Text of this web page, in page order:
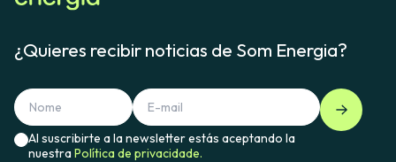
¿Quieres recibir noticias de Som Energia?
Al suscribirte a la newsletter estás aceptando la
nuestraPolítica de privacidade.